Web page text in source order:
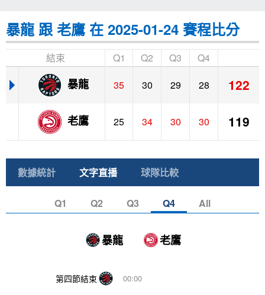
暴龍 跟 老鷹 在 2025-01-24 賽程比分
結束 Q1 Q2 Q3 Q4
暴龍 35 30 29 28 122
老鷹 25 34 30 30 119
數據統計 文字直播 球隊比較
Q1 Q2 Q3 Q4 All
暴龍 老鷹
00:00
第四節結束